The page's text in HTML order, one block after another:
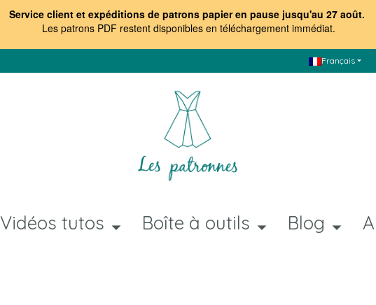
Service client et expéditions de patrons papier en pause jusqu'au 27 août.
Les patrons PDF restent disponibles en téléchargement immédiat.
Français
Vidéos tutos Boîte à outils Blog